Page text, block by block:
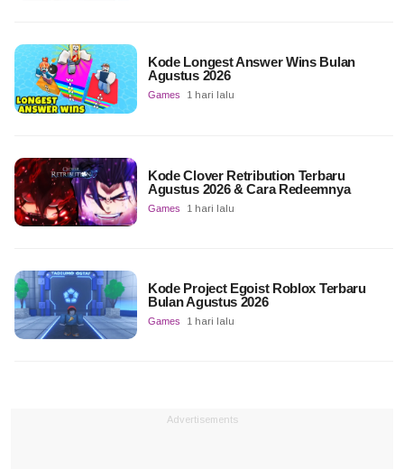
Kode Longest Answer Wins Bulan
Agustus 2026
Games 1 hari lalu
Kode Clover Retribution Terbaru
Agustus 2026 & Cara Redeemnya
Games 1 hari lalu
Kode Project Egoist Roblox Terbaru
Bulan Agustus 2026
Games 1 hari lalu
Advertisements